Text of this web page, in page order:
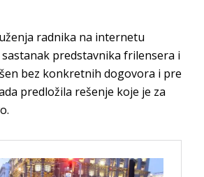
radnika na internetu
predstavnika frilensera i
bez konkretnih dogovora i pre
predložila rešenje koje je za